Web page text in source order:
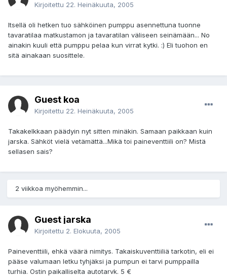
Kirjoitettu 22. Heinäkuuta, 2005
Itsellä oli hetken tuo sähköinen pumppu asennettuna tuonne
tavaratilaa matkustamon ja tavaratilan väliseen seinämään... No
ainakin kuuli että pumppu pelaa kun virrat kytki. :) Eli tuohon en
sitä ainakaan suosittele.
Guest koa
Kirjoitettu 22. Heinäkuuta, 2005
Takakelkkaan päädyin nyt sitten minäkin. Samaan paikkaan kuin
jarska. Sähköt vielä vetämättä...Mikä toi paineventtiili on? Mistä
sellasen sais?
2 viikkoa myöhemmin...
Guest jarska
Kirjoitettu 2. Elokuuta, 2005
Paineventtiili, ehkä väärä nimitys. Takaiskuventtiiliä tarkotin, eli ei
pääse valumaan letku tyhjäksi ja pumpun ei tarvi pumppailla
turhia. Ostin paikalliselta autotarvk. 5 €